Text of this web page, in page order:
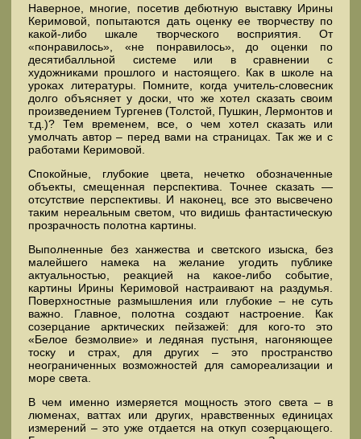
Наверное, многие, посетив дебютную выставку Ирины
Керимовой, попытаются дать оценку ее творчеству по
какой-либо шкале творческого восприятия. От
«понравилось», «не понравилось», до оценки по
десятибалльной системе или в сравнении с
художниками прошлого и настоящего. Как в школе на
уроках литературы. Помните, когда учитель-словесник
долго объясняет у доски, что же хотел сказать своим
произведением Тургенев (Толстой, Пушкин, Лермонтов и
т.д.)? Тем временем, все, о чем хотел сказать или
умолчать автор – перед вами на страницах. Так же и с
работами Керимовой.
Спокойные, глубокие цвета, нечетко обозначенные
объекты, смещенная перспектива. Точнее сказать —
отсутствие перспективы. И наконец, все это высвечено
таким нереальным светом, что видишь фантастическую
прозрачность полотна картины.
Выполненные без ханжества и светского изыска, без
малейшего намека на желание угодить публике
актуальностью, реакцией на какое-либо событие,
картины Ирины Керимовой настраивают на раздумья.
Поверхностные размышления или глубокие – не суть
важно. Главное, полотна создают настроение. Как
созерцание арктических пейзажей: для кого-то это
«Белое безмолвие» и ледяная пустыня, нагоняющее
тоску и страх, для других – это пространство
неограниченных возможностей для самореализации и
море света.
В чем именно измеряется мощность этого света – в
люменах, ваттах или других, нравственных единицах
измерений – это уже отдается на откуп созерцающего.